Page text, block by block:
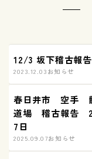
12/3 坂下稽古報告
2023.12.03お知らせ
春日井市 空手
道場 稽古報告
7日
2025.09.07お知らせ